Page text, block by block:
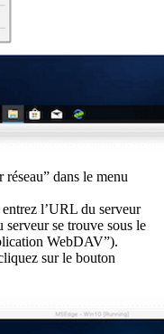
dans le menu
l’URL du serveur
se trouve sous le
WebDAV”).
sur le bouton